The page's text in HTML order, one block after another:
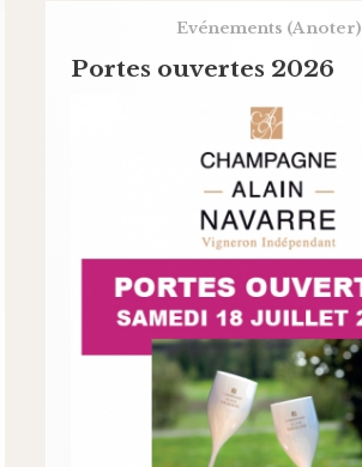
Evénements (A noter)
Portes ouvertes 2026